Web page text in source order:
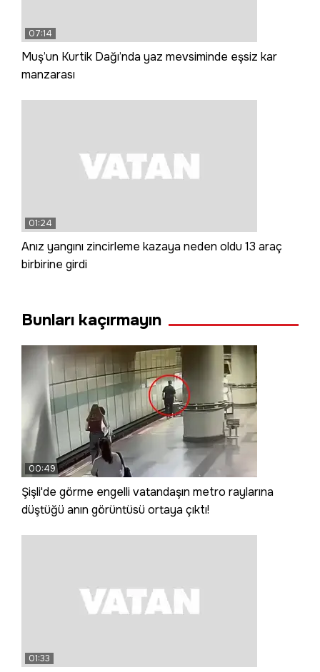
07:14
Muş’un Kurtik Dağı’nda yaz mevsiminde eşsiz kar
manzarası
01:24
Anız yangını zincirleme kazaya neden oldu 13 araç
birbirine girdi
Bunları kaçırmayın
00:49
Şişli'de görme engelli vatandaşın metro raylarına
düştüğü anın görüntüsü ortaya çıktı!
01:33